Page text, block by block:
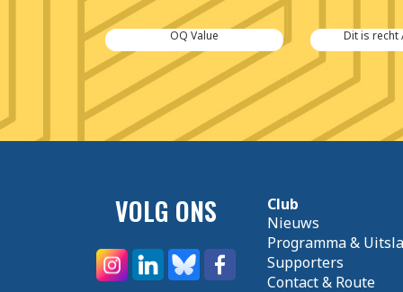
OQ Value Dit is recht
VOLG ONS
Club
Nieuws
Programma &
Supporters
Contact & Route